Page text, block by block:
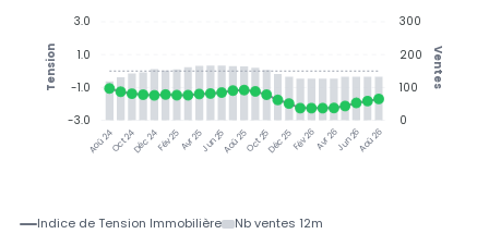
Aoû 24Oct 24Déc 24Fév 25Avr 25Jun 25Aoû 25Oct 25Déc 25Fév 26Avr 26Jun 26Aoû 26
300
200
100
0
Ventes
3.0
1.0
-1.0
-3.0
Tension
Indice de Tension Immobilière Nb ventes 12m